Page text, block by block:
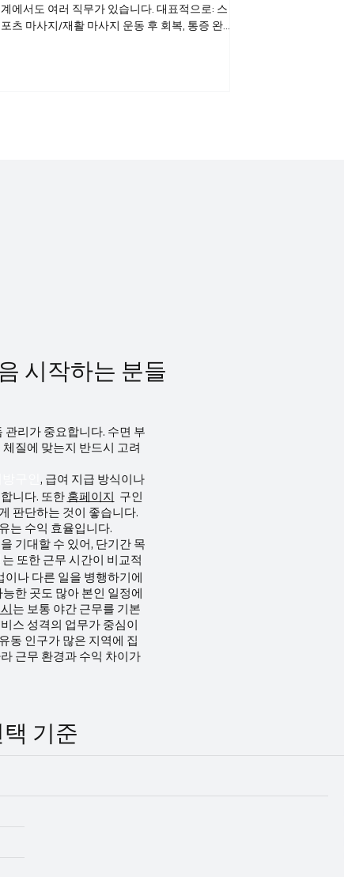
계에서도 여러 직무가 있습니다. 대표적으로: 스
포츠 마사지/재활 마사지 운동 후 회복, 통증 완화
시작하는 분들
관리가 중요합니다. 수면 부
질에 맞는지 반드시 고려
, 급여 지급 방식이나
니다. 또한 홈페이지 구인
판단하는 것이 좋습니다.
는 수익 효율입니다.
기대할 수 있어, 단기간 목
는 또한 근무 시간이 비교적
이나 다른 일을 병행하기에
한 곳도 많아 본인 일정에
는 보통 야간 근무를 기본
스 성격의 업무가 중심이
동 인구가 많은 지역에 집
근무 환경과 수익 차이가
기준